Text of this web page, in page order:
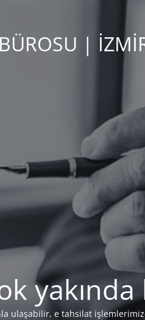
|
yakında
ulaşabilir, e tahsilat